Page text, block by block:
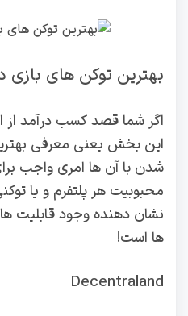
بهترین توکن های بازی در
اگر شما قصد کسب درآمد از
این بخش یعنی معرفی
شدن با آن ها امری واجب
محبوبیت هر پلتفرم و یا
نشان دهنده وجود قابلیت
ها است!
Decentraland